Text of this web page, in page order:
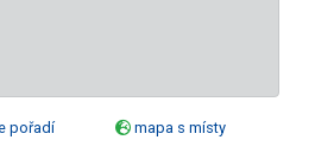
pořadí
mapa s místy